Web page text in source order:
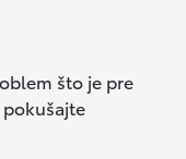
što je pre